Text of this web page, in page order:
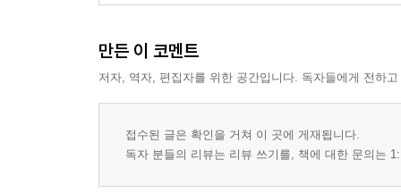
만든 이 코멘트
저자, 역자, 편집자를 위한 공간입니다. 독자들에게 전하
접수된 글은 확인을 거쳐 이 곳에 게재됩니다.
독자 분들의 리뷰는 리뷰 쓰기를, 책에 대한 문의는